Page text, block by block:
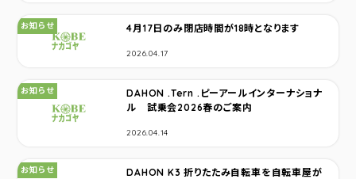
4月17日のみ閉店時間が18時となります
カテゴリ：
お知らせ
2026.04.17
DAHON .Tern .ピーアールインターナショナ
ル 試乗会2026春のご案内
カテゴリ：
お知らせ
2026.04.14
DAHON K3 折りたたみ自転車を自転車屋が
カテゴリ：
お知らせ